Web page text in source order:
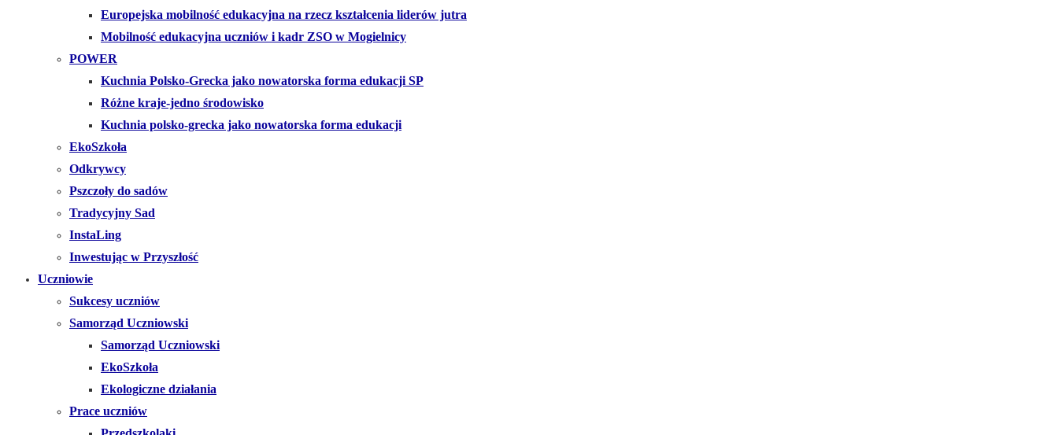
Europejska mobilność edukacyjna na rzecz kształcenia liderów jutra
Mobilność edukacyjna uczniów i kadr ZSO w Mogielnicy
POWER
Kuchnia Polsko-Grecka jako nowatorska forma edukacji SP
Różne kraje-jedno środowisko
Kuchnia polsko-grecka jako nowatorska forma edukacji
EkoSzkoła
Odkrywcy
Pszczoły do sadów
Tradycyjny Sad
InstaLing
Inwestując w Przyszłość
Uczniowie
Sukcesy uczniów
Samorząd Uczniowski
Samorząd Uczniowski
EkoSzkoła
Ekologiczne działania
Prace uczniów